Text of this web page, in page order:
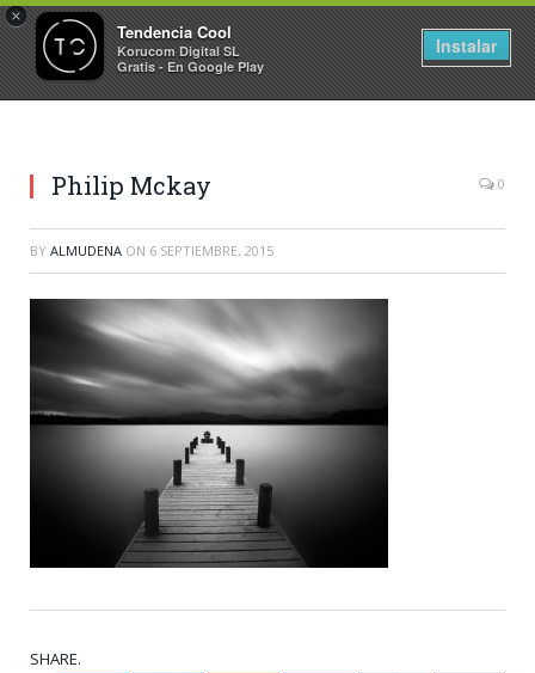
×
Tendencia Cool
Korucom Digital SL
Gratis - En Google Play
Instalar
Philip Mckay 0
BY ALMUDENA ON 6 SEPTIEMBRE, 2015
SHARE.